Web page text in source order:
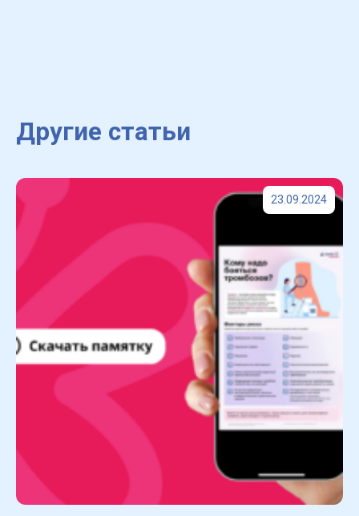
Другие статьи
23.09.2024